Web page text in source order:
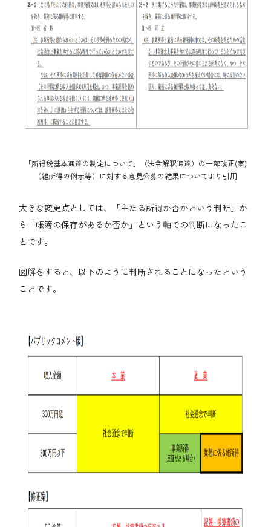
「所得税基本通達の制定について」（法令解釈通達）の一部改正(案)
（雑所得の例示等）に対する意見公募の結果についてより引用
大きな変更点としては、「主たる所得か否かという判断」か
ら「帳簿の保存があるか否か」という軸での判断になったこ
とです。
図解をすると、以下のように判断されることになったという
ことです。